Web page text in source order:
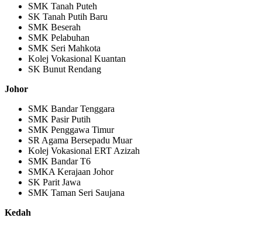
SMK Tanah Puteh
SK Tanah Putih Baru
SMK Beserah
SMK Pelabuhan
SMK Seri Mahkota
Kolej Vokasional Kuantan
SK Bunut Rendang
Johor
SMK Bandar Tenggara
SMK Pasir Putih
SMK Penggawa Timur
SR Agama Bersepadu Muar
Kolej Vokasional ERT Azizah
SMK Bandar T6
SMKA Kerajaan Johor
SK Parit Jawa
SMK Taman Seri Saujana
Kedah